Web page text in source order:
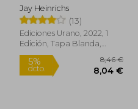
Jay Heinrichs
(13)
Ediciones Urano, 2022, 1
Edición, Tapa Blanda,
Nuevo
Rápido